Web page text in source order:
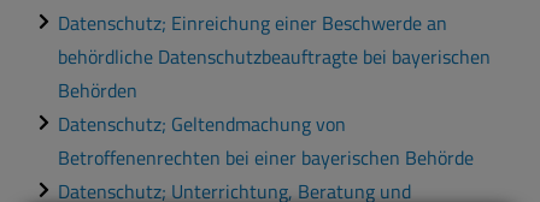
Datenschutz; Einreichung einer Beschwerde an
behördliche Datenschutzbeauftragte bei bayerischen
Behörden
Datenschutz; Geltendmachung von
Betroffenenrechten bei einer bayerischen Behörde
Datenschutz; Unterrichtung, Beratung und